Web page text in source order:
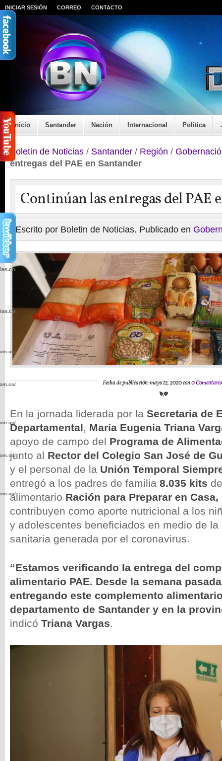
INICIAR SESIÓN CORREO CONTACTO
Inicio Santander Nación Internacional Política
Boletin de Noticias / Santander / Región /
entregas del PAE en Santander
Continúan las entregas del PAE
Escrito por Boletin de Noticias. Publicado en
Fecha de publicación: mayo 12, 2020 con0
En la jornada liderada por la Secretaria de
Departamental, María Eugenia Triana
apoyo de campo del Programa de
junto al Rector del Colegio San José de
y el personal de la Unión Temporal
entregó a los padres de familia 8.035 kits
alimentario Ración para Preparar en Casa,
contribuyen como aporte nutricional a los
y adolescentes beneficiados en medio de la
sanitaria generada por el coronavirus.
“Estamos verificando la entrega del
alimentario PAE. Desde la semana
entregando este complemento
departamento de Santander y en la
indicó Triana Vargas.
wp-
wp-
wp-
wp-
wp-
wp-
wp-
wp-